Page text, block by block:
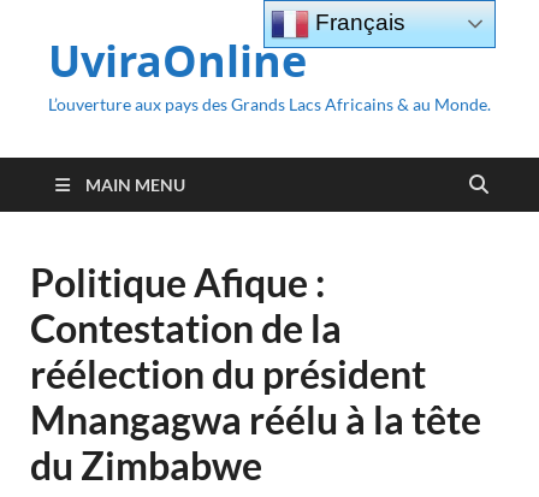
UviraOnline
L’ouverture aux pays des Grands Lacs Africains & au Monde.
MAIN MENU
Politique Afique :
Contestation de la
réélection du président
Mnangagwa réélu à la tête
du Zimbabwe
Français